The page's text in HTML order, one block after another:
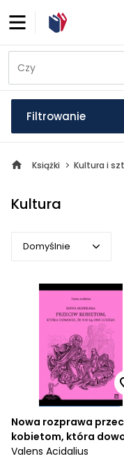
Filtrowanie
Książki Kultura i
Kultura
Domyślnie
Domyślnie
Popularne
Cena rosnąco
Cena malejąco
Od najnowszych
Od najstarszych
Nowa rozprawa
kobietom, która
że nie są one ludźmi
Valens Acidalius